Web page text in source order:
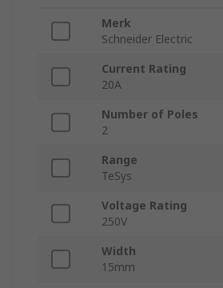
Merk
Schneider Electric
Current Rating
20A
Number of Poles
2
Range
TeSys
Voltage Rating
250V
Width
15mm